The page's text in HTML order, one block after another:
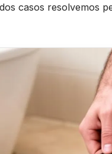
casos resolvemos